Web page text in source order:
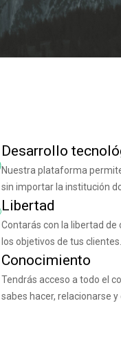
Desarrollo
Nuestra plataforma
sin importar la institución
Libertad
Contarás con la libertad
los objetivos de tus
Conocimiento
Tendrás acceso a todo el
sabes hacer, relacionarse